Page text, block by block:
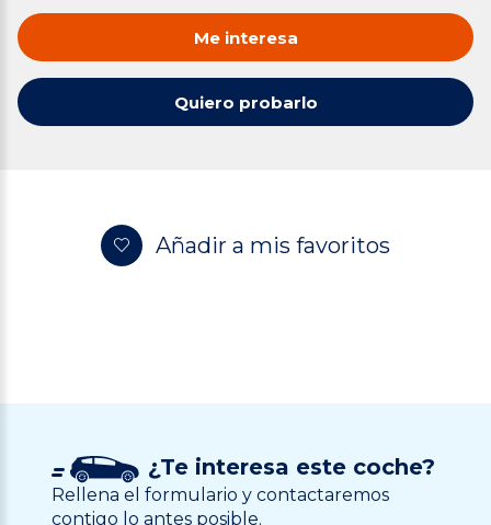
Me interesa
Quiero probarlo
Añadir a mis favoritos
¿Te interesa este coche?
Rellena el formulario y contactaremos
contigo lo antes posible.